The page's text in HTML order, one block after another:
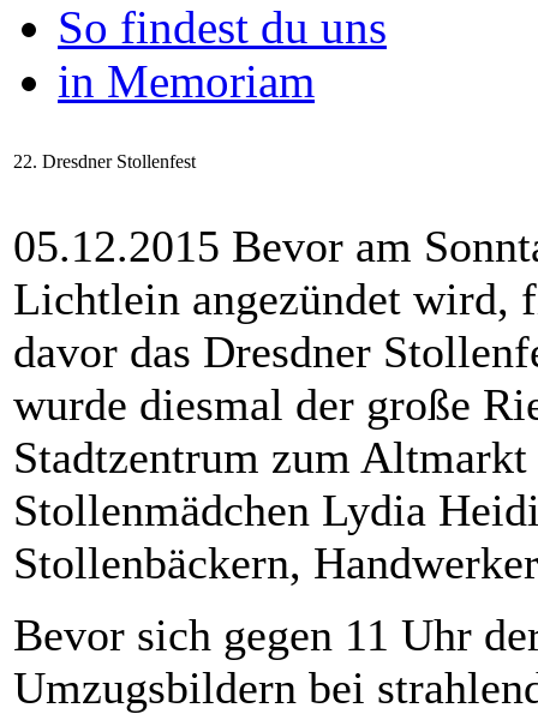
So findest du uns
in Memoriam
22. Dresdner Stollenfest
05.12.2015 Bevor am
Lichtlein angezündet wird,
davor das Dresdner
wurde diesmal der große
Stadtzentrum zum
Stollenmädchen Lydia
Stollenbäckern,
Bevor sich gegen 11 Uhr
Umzugsbildern bei